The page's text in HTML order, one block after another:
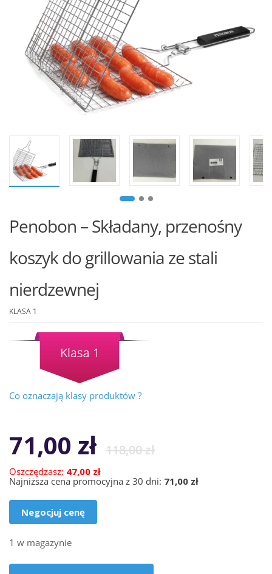
Penobon – Składany, przenośny
koszyk do grillowania ze stali
nierdzewnej
KLASA 1
Co oznaczają klasy produktów ?
118,00zł
71,00 zł
Oszczędzasz: 47,00 zł
Najniższa cena promocyjna z 30 dni: 71,00 zł
Negocjuj cenę
1 w magazynie